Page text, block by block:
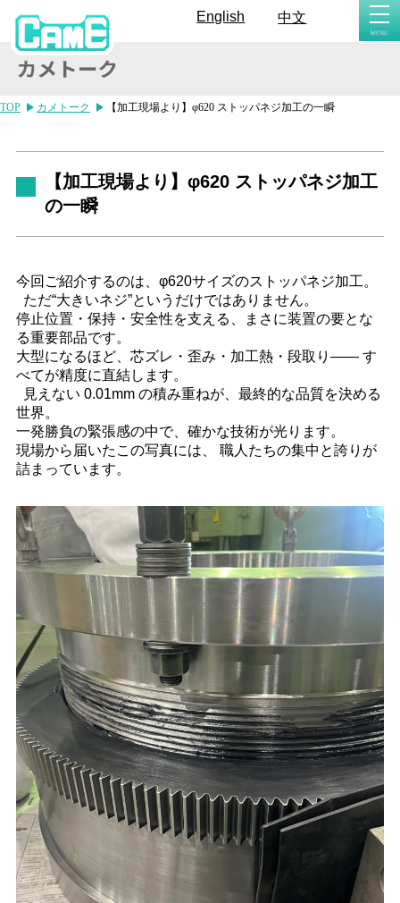
中文
English
TOP カメトーク 【加工現場より】φ620 ストッパネジ加工の一瞬
【加工現場より】φ620 ストッパネジ加工
の一瞬
今回ご紹介するのは、φ620サイズのストッパネジ加工。
ただ“大きいネジ”というだけではありません。
停止位置・保持・安全性を支える、まさに装置の要とな
る重要部品です。
大型になるほど、芯ズレ・歪み・加工熱・段取り―― す
べてが精度に直結します。
見えない 0.01mm の積み重ねが、最終的な品質を決める
世界。
一発勝負の緊張感の中で、確かな技術が光ります。
現場から届いたこの写真には、 職人たちの集中と誇りが
詰まっています。